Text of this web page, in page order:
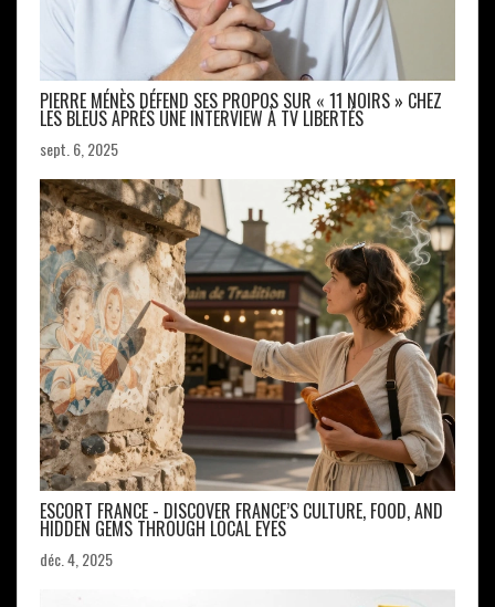
PIERRE MÉNÈS DÉFEND SES PROPOS SUR « 11 NOIRS » CHEZ
LES BLEUS APRÈS UNE INTERVIEW À TV LIBERTÉS
sept. 6, 2025
ESCORT FRANCE - DISCOVER FRANCE’S CULTURE, FOOD, AND
HIDDEN GEMS THROUGH LOCAL EYES
déc. 4, 2025